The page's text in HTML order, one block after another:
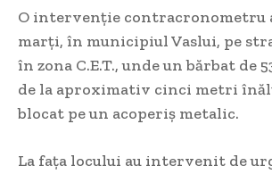
O intervenție contracronometru
marți, în municipiul Vaslui, pe
în zona C.E.T., unde un bărbat de
de la aproximativ cinci metri
blocat pe un acoperiș metalic.
La fața locului au intervenit de